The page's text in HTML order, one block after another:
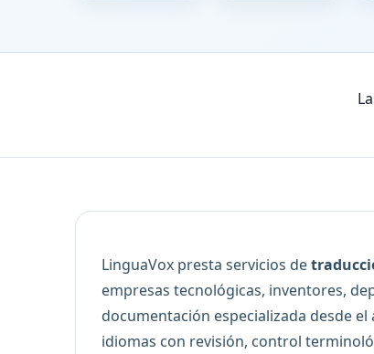
LinguaVox presta servicios de
empresas tecnológicas, inventores,
documentación especializada desde
idiomas con revisión, control